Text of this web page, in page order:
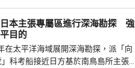
絡安全審查。 商務部昨日宣布對
5項反制措施，包括加強無人機相關
對出口管...
本主張專屬區進行深海勘探 強
目的
在太平洋海域展開深海勘探，派「向
」科考船接近日方基於南鳥島所主張